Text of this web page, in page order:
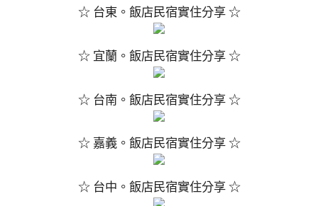
☆ 台東。飯店民宿實住分享 ☆
☆ 宜蘭。飯店民宿實住分享 ☆
☆ 台南。飯店民宿實住分享 ☆
☆ 嘉義。飯店民宿實住分享 ☆
☆ 台中。飯店民宿實住分享 ☆